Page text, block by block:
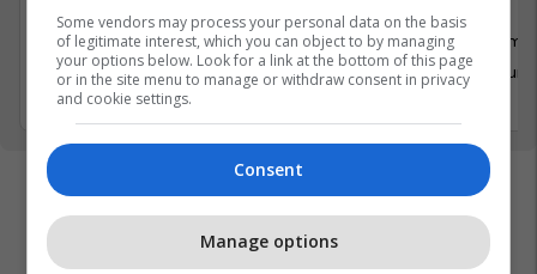
Tjera
27 Shkurt 2026
28 Shkurt
Some vendors may process your personal data on the basis
of legitimate interest, which you can object to by managing
your options below. Look for a link at the bottom of this page
or in the site menu to manage or withdraw consent in privacy
and cookie settings.
Consent
Manage options